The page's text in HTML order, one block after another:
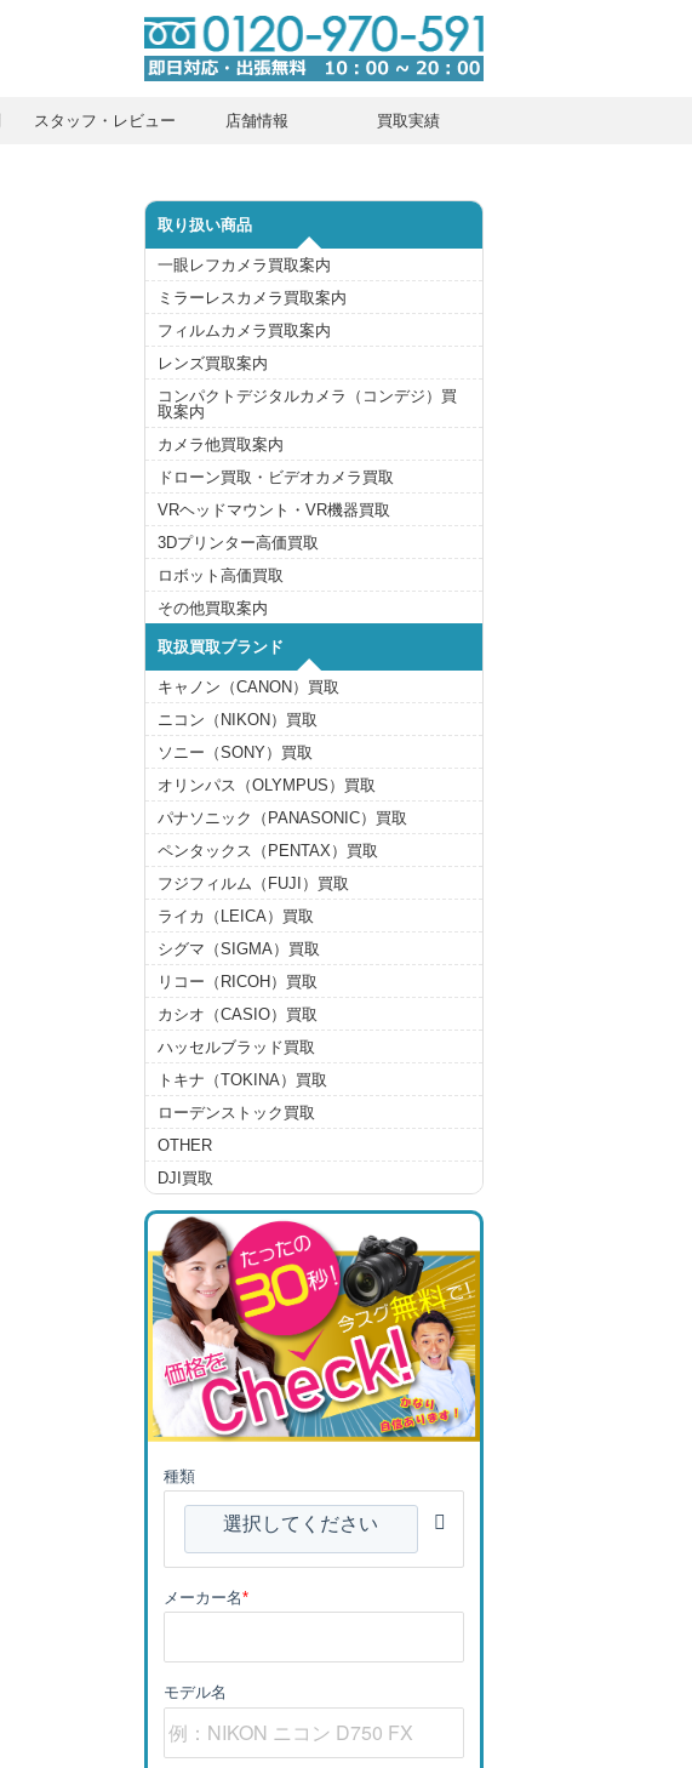
スタッフ・レビュー 店舗情報 買取実績
取り扱い商品
一眼レフカメラ買取案内
ミラーレスカメラ買取案内
フィルムカメラ買取案内
レンズ買取案内
コンパクトデジタルカメラ（コンデジ）買
取案内
カメラ他買取案内
ドローン買取・ビデオカメラ買取
VRヘッドマウント・VR機器買取
3Dプリンター高価買取
ロボット高価買取
その他買取案内
取扱買取ブランド
キャノン（CANON）買取
ニコン（NIKON）買取
ソニー（SONY）買取
オリンパス（OLYMPUS）買取
パナソニック（PANASONIC）買取
ペンタックス（PENTAX）買取
フジフィルム（FUJI）買取
ライカ（LEICA）買取
シグマ（SIGMA）買取
リコー（RICOH）買取
カシオ（CASIO）買取
ハッセルブラッド買取
トキナ（TOKINA）買取
ローデンストック買取
OTHER
DJI買取
種類
選択してください
メーカー名*
モデル名